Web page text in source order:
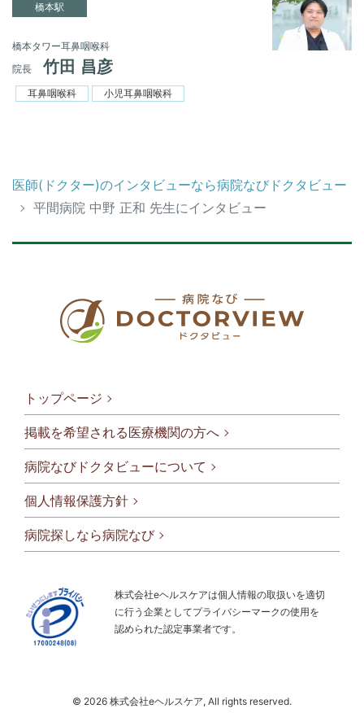
橋本駅
橋本タワー耳鼻咽喉科
院長
竹田 昌彦
耳鼻咽喉科 小児耳鼻咽喉科
医師(ドクター)のインタビューなら病院なびドクタビュー
平間病院 中野 正和 先生にインタビュー
フッタメニ
トップページ
掲載を希望される医療機関の方へ
病院なびドクタビューについて
個人情報保護方針
病院探しなら病院なび
株式会社eヘルスケアは個人情報の取扱いを適切
に行う企業としてプライバシーマークの使用を
認められた認定事業者です。
© 2026 株式会社eヘルスケア, All rights reserved.